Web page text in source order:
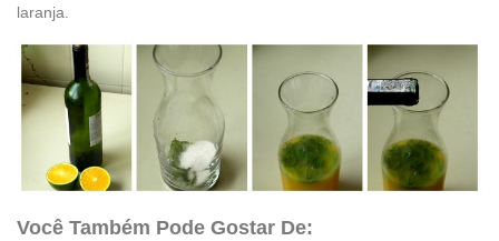
laranja.
Você Também Pode Gostar De: